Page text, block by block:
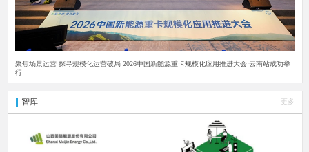
聚焦场景运营 探寻规模化运营破局 2026中国新能源重卡规模化应用推进大会·云南站成功举
行
智库 更多